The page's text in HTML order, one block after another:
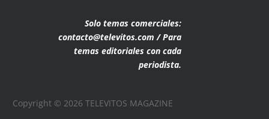
Solo temas comerciales:
contacto@televitos.com / Para
temas editoriales con cada
periodista.
Copyright © 2026 TELEVITOS MAGAZINE